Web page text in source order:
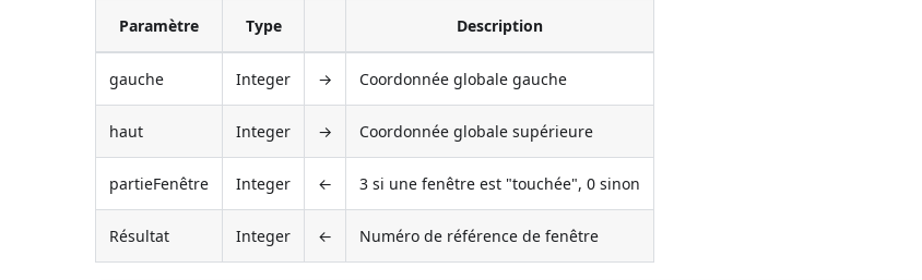
Paramètre Type Description
gauche Integer → Coordonnée globale gauche
haut Integer → Coordonnée globale supérieure
partieFenêtre Integer ← 3 si une fenêtre est "touchée", 0 sinon
Résultat Integer ← Numéro de référence de fenêtre